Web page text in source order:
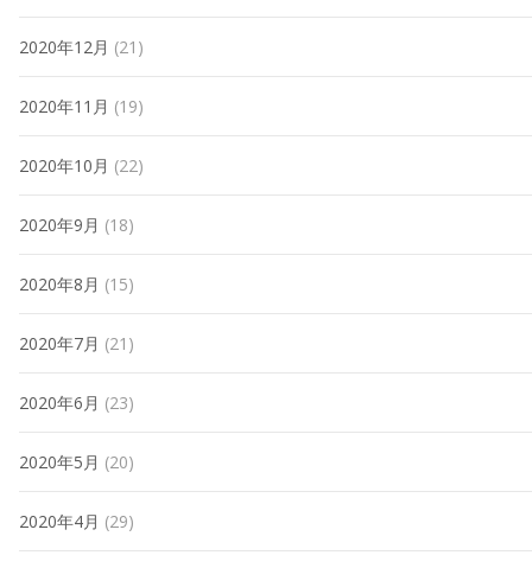
2020年12月 (21)
2020年11月 (19)
2020年10月 (22)
2020年9月 (18)
2020年8月 (15)
2020年7月 (21)
2020年6月 (23)
2020年5月 (20)
2020年4月 (29)